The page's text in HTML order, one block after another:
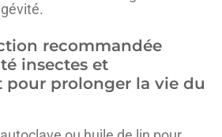
recommandée
insectes et
pour prolonger la vie du